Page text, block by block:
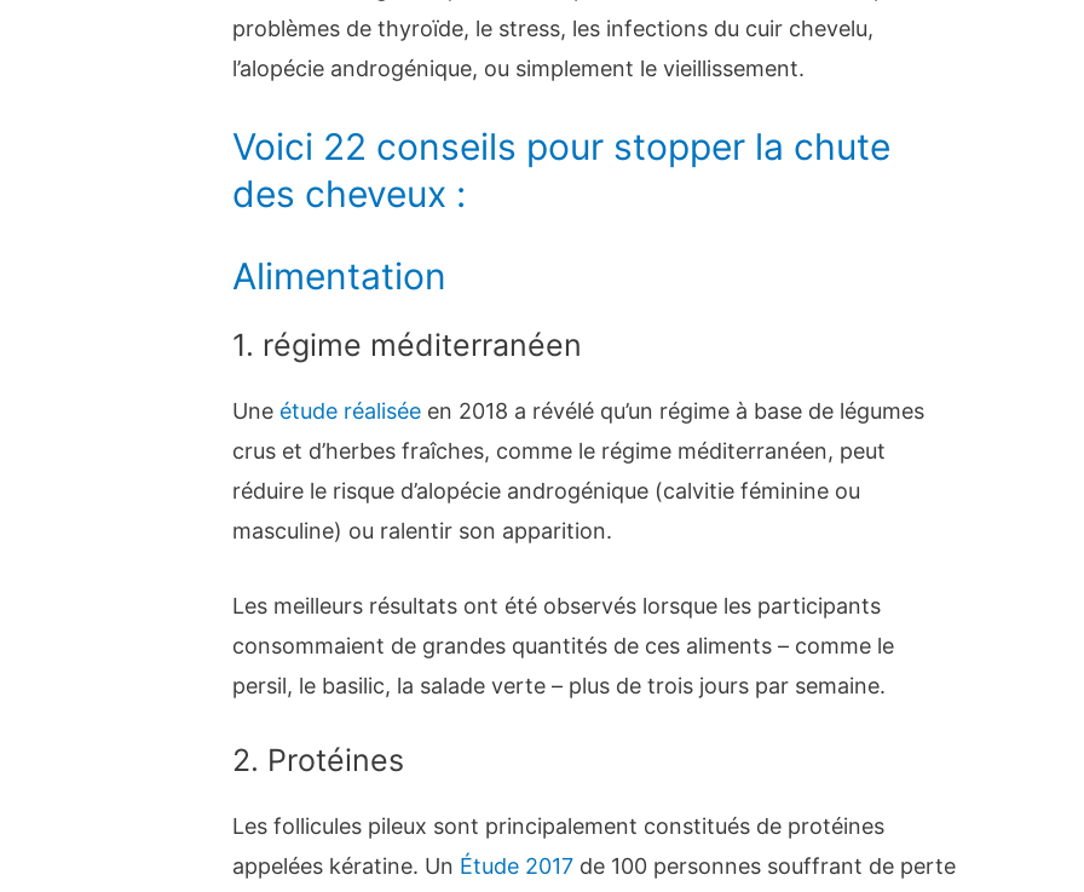
problèmes de thyroïde, le stress, les infections du cuir chevelu,
l’alopécie androgénique, ou simplement le vieillissement.
Voici 22 conseils pour stopper la chute
des cheveux :
Alimentation
1. régime méditerranéen
Une étude réalisée en 2018 a révélé qu’un régime à base de légumes
crus et d’herbes fraîches, comme le régime méditerranéen, peut
réduire le risque d’alopécie androgénique (calvitie féminine ou
masculine) ou ralentir son apparition.
Les meilleurs résultats ont été observés lorsque les participants
consommaient de grandes quantités de ces aliments – comme le
persil, le basilic, la salade verte – plus de trois jours par semaine.
2. Protéines
Les follicules pileux sont principalement constitués de protéines
appelées kératine. Un Étude 2017 de 100 personnes souffrant de perte